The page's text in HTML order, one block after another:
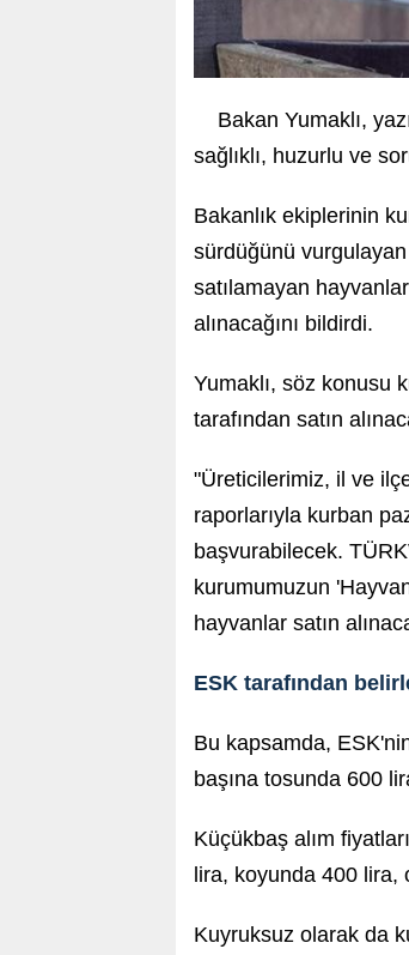
Bakan Yumaklı,
sağlıklı, huzurlu ve
Bakanlık ekiplerinin
sürdüğünü
satılamayan
alınacağını bildirdi.
Yumaklı, söz konusu
tarafından satın
"Üreticilerimiz, il ve
raporlarıyla kurban
başvurabilecek.
kurumumuzun
hayvanlar satın
ESK tarafından
Bu kapsamda,
başına tosunda 600
Küçükbaş alım
lira, koyunda 400
Kuyruksuz olarak da